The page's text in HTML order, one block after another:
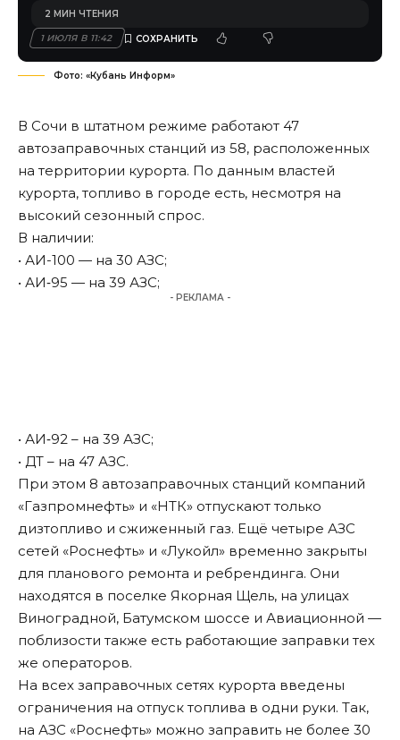
1 ИЮЛЯ В 11:42
2 МИН ЧТЕНИЯ
Фото: «Кубань Информ»
В Сочи в штатном режиме работают 47
автозаправочных станций из 58, расположенных
на территории курорта. По данным властей
курорта, топливо в городе есть, несмотря на
высокий сезонный спрос.
В наличии:
• АИ-100 — на 30 АЗС;
• АИ‑95 — на 39 АЗС;
- РЕКЛАМА -
• АИ‑92 – на 39 АЗС;
• ДТ – на 47 АЗС.
При этом 8 автозаправочных станций компаний
«Газпромнефть» и «НТК» отпускают только
дизтопливо и сжиженный газ. Ещё четыре АЗС
сетей «Роснефть» и «Лукойл» временно закрыты
для планового ремонта и ребрендинга. Они
находятся в поселке Якорная Щель, на улицах
Виноградной, Батумском шоссе и Авиационной —
поблизости также есть работающие заправки тех
же операторов.
На всех заправочных сетях курорта введены
ограничения на отпуск топлива в одни руки. Так,
на АЗС «Роснефть» можно заправить не более 30